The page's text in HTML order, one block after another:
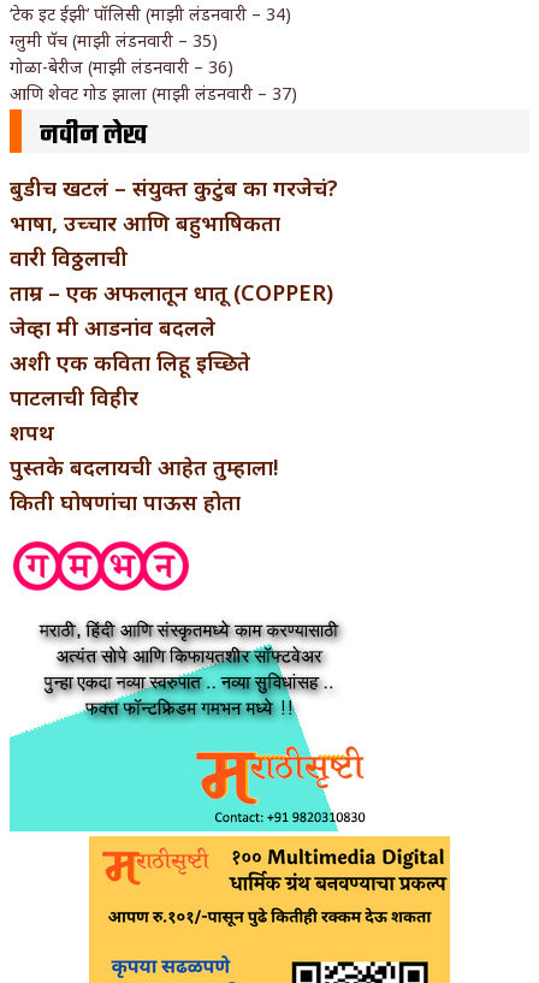
‘टेक इट ईझी’ पॉलिसी (माझी लंडनवारी – 34)
ग्लुमी पॅच (माझी लंडनवारी – 35)
गोळा-बेरीज (माझी लंडनवारी – 36)
आणि शेवट गोड झाला (माझी लंडनवारी – 37)
नवीन लेख
बुडीच खटलं – संयुक्त कुटुंब का गरजेचं?
भाषा, उच्चार आणि बहुभाषिकता
वारी विठ्ठलाची
ताम्र – एक अफलातून धातू (COPPER)
जेव्हा मी आडनांव बदलले
अशी एक कविता लिहू इच्छिते
पाटलाची विहीर
शपथ
पुस्तके बदलायची आहेत तुम्हाला!
किती घोषणांचा पाऊस होता